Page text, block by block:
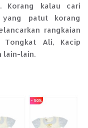
Korang kalau cari
patut korang
rangkaian
Tongkat Ali, Kacip
lain-lain.